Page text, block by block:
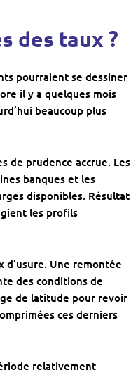
des taux ?
pourraient se dessiner
il y a quelques mois
beaucoup plus
de prudence accrue. Les
banques et les
disponibles. Résultat
les profils
d’usure. Une remontée
des conditions de
de latitude pour revoir
ces derniers
relativement